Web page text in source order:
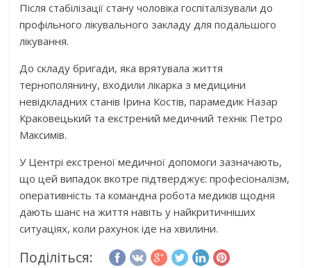
Після стабілізації стану чоловіка госпіталізували до
профільного лікувального закладу для подальшого
лікування.
До складу бригади, яка врятувала життя
тернополянину, входили лікарка з медицини
невідкладних станів Ірина Костів, парамедик Назар
Краковецький та екстрений медичний технік Петро
Максимів.
У Центрі екстреної медичної допомоги зазначають,
що цей випадок вкотре підтверджує: професіоналізм,
оперативність та командна робота медиків щодня
дають шанс на життя навіть у найкритичніших
ситуаціях, коли рахунок іде на хвилини.
Поділіться: